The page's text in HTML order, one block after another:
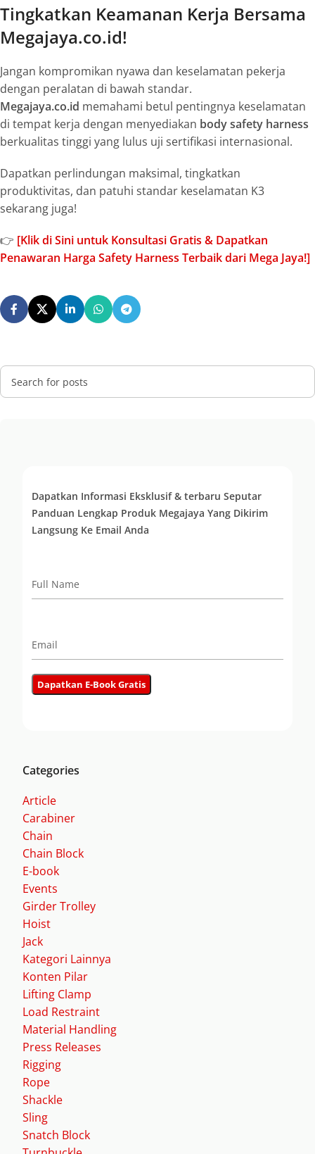
Tingkatkan Keamanan Kerja Bersama
Megajaya.co.id!
Jangan kompromikan nyawa dan keselamatan pekerja
dengan peralatan di bawah standar.
Megajaya.co.id memahami betul pentingnya keselamatan
di tempat kerja dengan menyediakan body safety harness
berkualitas tinggi yang lulus uji sertifikasi internasional.
Dapatkan perlindungan maksimal, tingkatkan
produktivitas, dan patuhi standar keselamatan K3
sekarang juga!
👉 [Klik di Sini untuk Konsultasi Gratis & Dapatkan
Penawaran Harga Safety Harness Terbaik dari Mega Jaya!]
Dapatkan Informasi Eksklusif & terbaru Seputar
Panduan Lengkap Produk Megajaya Yang Dikirim
Langsung Ke Email Anda
Categories
Article
Carabiner
Chain
Chain Block
E-book
Events
Girder Trolley
Hoist
Jack
Kategori Lainnya
Konten Pilar
Lifting Clamp
Load Restraint
Material Handling
Press Releases
Rigging
Rope
Shackle
Sling
Snatch Block